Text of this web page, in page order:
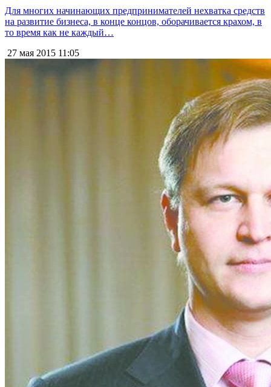
Для многих начинающих предпринимателей нехватка средств
на развитие бизнеса, в конце концов, оборачивается крахом, в
то время как не каждый…
27 мая 2015 11:05